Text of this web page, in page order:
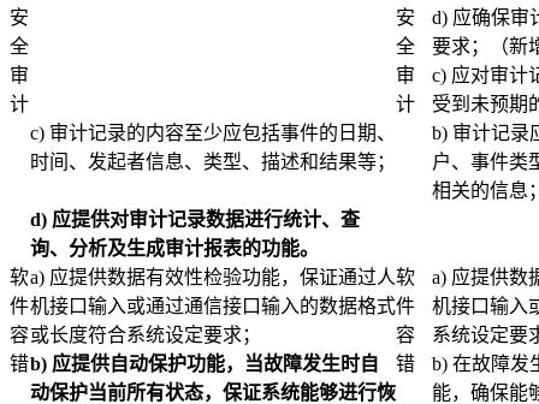
安
全
审
计
安
全
审
计
d) 应确保审
要求；（新
c) 应对审计
受到未预期
c) 审计记录的内容至少应包括事件的日期、
时间、发起者信息、类型、描述和结果等；
b) 审计记录
户、事件类
相关的信息
d) 应提供对审计记录数据进行统计、查
询、分析及生成审计报表的功能。
软
件
容
错
a) 应提供数据有效性检验功能，保证通过人
机接口输入或通过通信接口输入的数据格式
或长度符合系统设定要求；
软
件
容
错
a) 应提供数
机接口输入
系统设定要
b) 应提供自动保护功能，当故障发生时自
动保护当前所有状态，保证系统能够进行恢
b) 在故障发
能，确保能